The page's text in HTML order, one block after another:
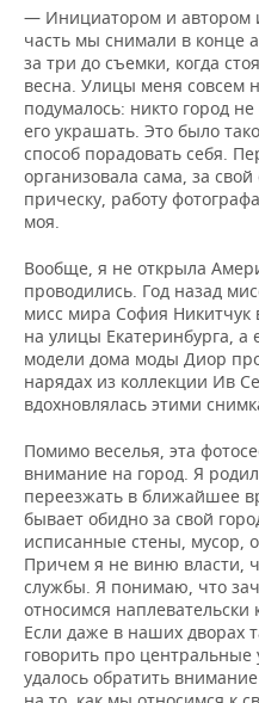
КИБЕРСПОРТ
ФИГУРНОЕ КАТАНИЕ
ВОДНЫЕ ВИДЫ СПОРТА
ХОККЕЙ С МЯЧОМ
КУЛЬТУРА
МЕДИЦИНА
ОБРАЗОВАНИЕ
ПРОИСШЕСТВИЯ
СПИСОК КОМПАНИЙ
— Инициатором и автором
часть мы снимали в конце
за три до съемки, когда
весна. Улицы меня совсем
подумалось: никто город
его украшать. Это было
способ порадовать себя.
организовала сама, за
прическу, работу
моя.
Вообще, я не открыла
проводились. Год назад
мисс мира София
на улицы Екатеринбурга,
модели дома моды Диор
нарядах из коллекции Ив
вдохновлялась этими
Помимо веселья, эта
внимание на город. Я
переезжать в ближайшее
бывает обидно за свой
исписанные стены, мусор,
Причем я не виню власти,
службы. Я понимаю, что
относимся
Если даже в наших дворах
говорить про
удалось обратить